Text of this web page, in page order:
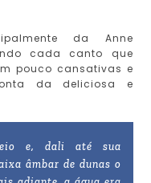
da Anne
cada canto que
pouco cansativas e
da deliciosa e
e, dali até sua
âmbar de dunas o